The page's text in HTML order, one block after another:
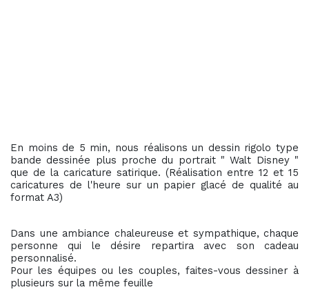
En moins de 5 min, nous réalisons un dessin rigolo type
bande dessinée plus proche du portrait " Walt Disney "
que de la caricature satirique. (Réalisation entre 12 et 15
caricatures de l'heure sur un papier glacé de qualité au
format A3)
Dans une ambiance chaleureuse et sympathique, chaque
personne qui le désire repartira avec son cadeau
personnalisé.
Pour les équipes ou les couples, faites-vous dessiner à
plusieurs sur la même feuille